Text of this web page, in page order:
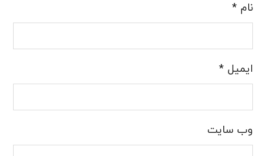
نام*
ایمیل*
وب‌ سایت